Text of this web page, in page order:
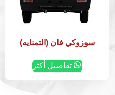
سوزوكي فان (التمنايه)
تفاصيل أكثر